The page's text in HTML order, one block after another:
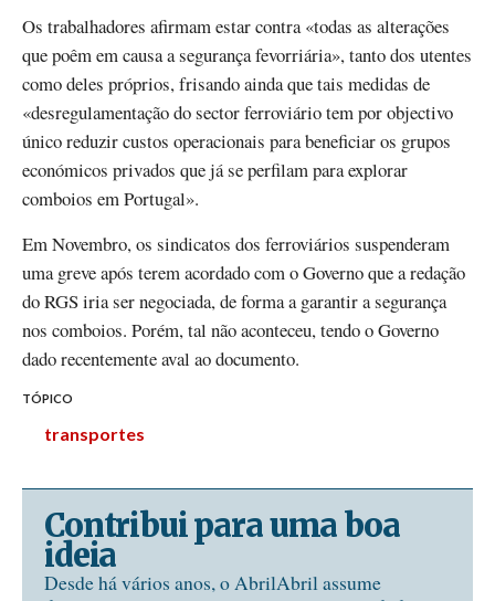
Os trabalhadores afirmam estar contra «todas as alterações
que poêm em causa a segurança fevorriária», tanto dos utentes
como deles próprios, frisando ainda que tais medidas de
«desregulamentação do sector ferroviário tem por objectivo
único reduzir custos operacionais para beneficiar os grupos
económicos privados que já se perfilam para explorar
comboios em Portugal».
Em Novembro, os sindicatos dos ferroviários suspenderam
uma greve após terem acordado com o Governo que a redação
do RGS iria ser negociada, de forma a garantir a segurança
nos comboios. Porém, tal não aconteceu, tendo o Governo
dado recentemente aval ao documento.
TÓPICO
transportes
Contribui para uma boa
ideia
Desde há vários anos, o AbrilAbril assume